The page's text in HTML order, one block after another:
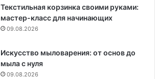
Текстильная корзинка своими руками:
мастер-класс для начинающих
09.08.2026
Искусство мыловарения: от основ до
мыла с нуля
09.08.2026